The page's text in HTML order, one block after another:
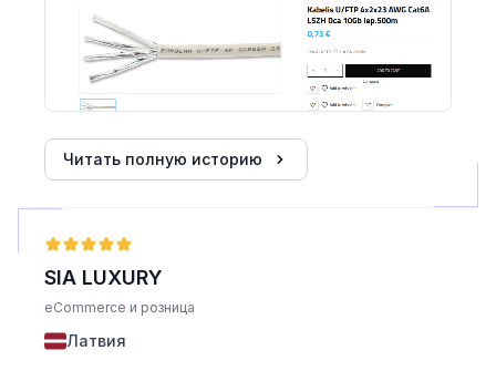
Читать полную историю
SIA LUXURY
eCommerce и розница
Латвия